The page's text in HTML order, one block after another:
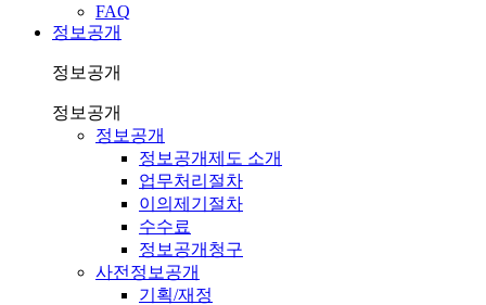
FAQ
정보공개
정보공개
정보공개
정보공개
정보공개제도 소개
업무처리절차
이의제기절차
수수료
정보공개청구
사전정보공개
기획/재정